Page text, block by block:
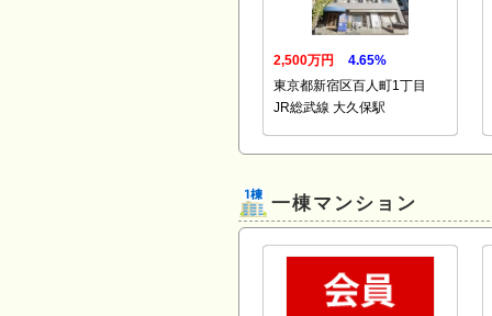
2,500万円
4.65%
東京都新宿区百人町1丁目
JR総武線 大久保駅
一棟マンション